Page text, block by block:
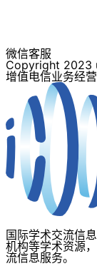
微信客服
Copyright 2023
增值电信业务经
国际学术交流信
机构等学术资源
流信息服务。